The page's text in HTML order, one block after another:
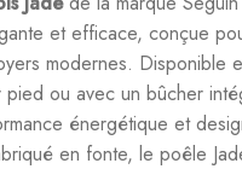
et efficace, conçue
modernes. Disponible
pied ou avec un bûcher
énergétique et
en fonte, le poêle